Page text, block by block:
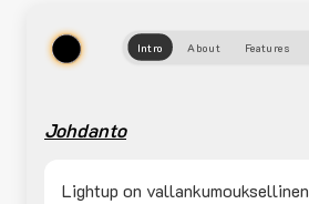
Intro About Features
Johdanto
Lightup on vallankumouksellinen